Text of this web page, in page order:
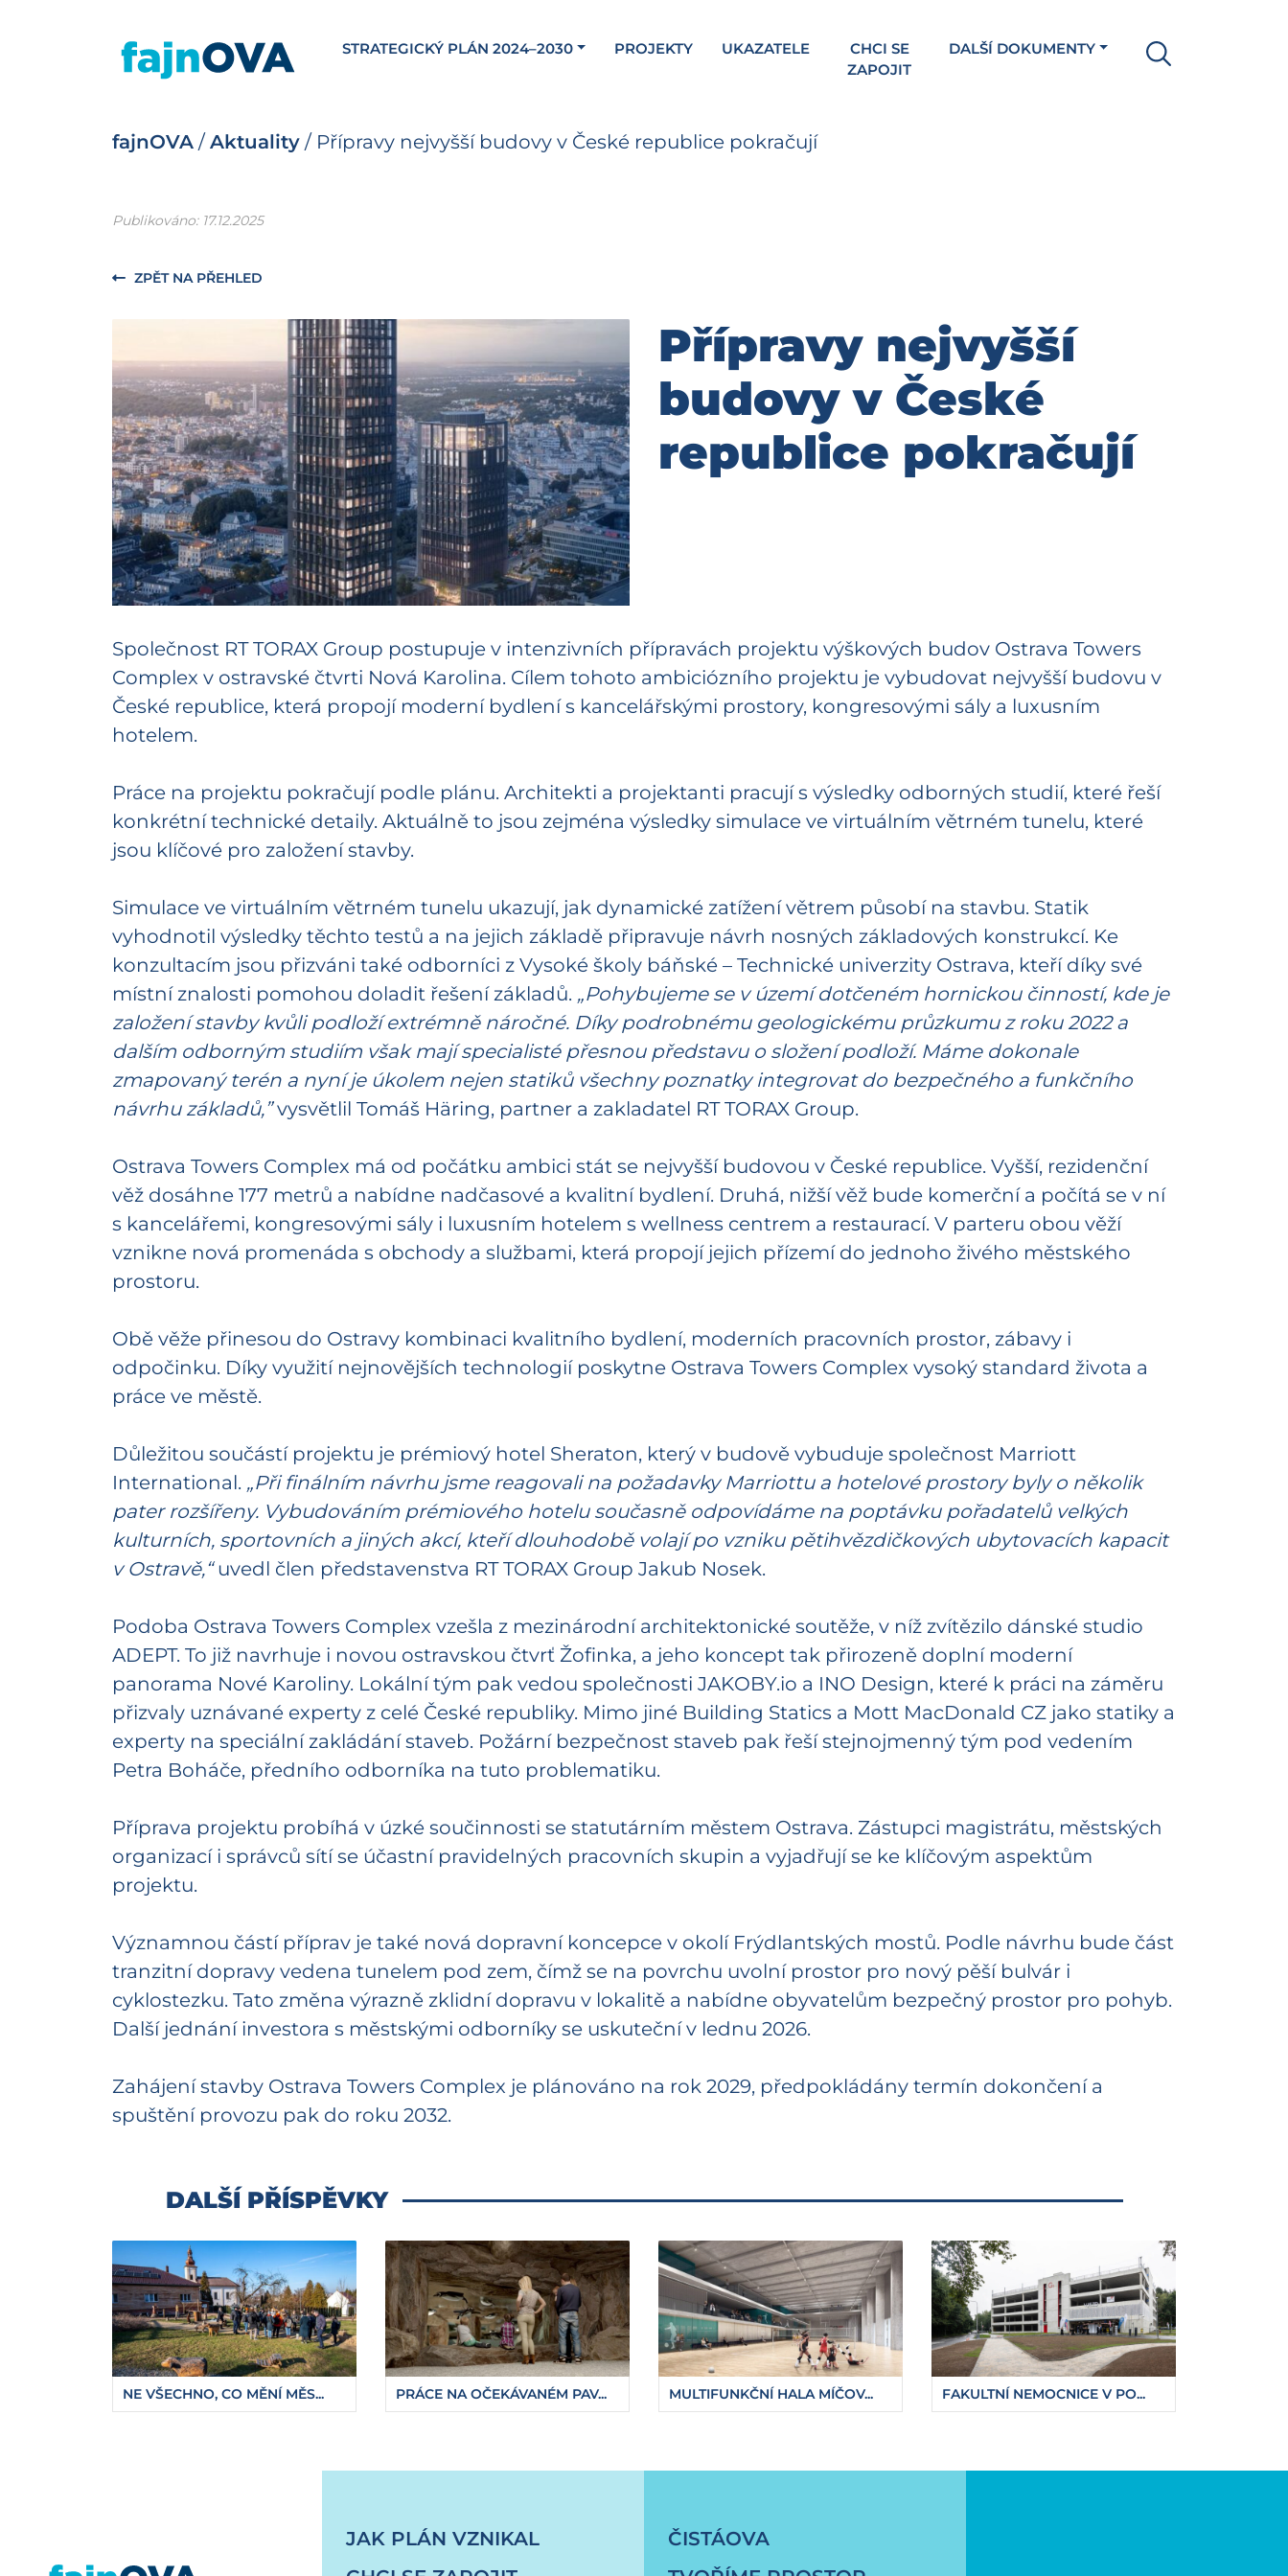
STRATEGICKÝ PLÁN 2024–2030 PROJEKTY UKAZATELE
CHCI SE
ZAPOJIT
DALŠÍ DOKUMENTY
fajnOVA / Aktuality / Přípravy nejvyšší budovy v České republice pokračují
Publikováno: 17.12.2025
ZPĚT NA PŘEHLED
Přípravy nejvyšší
budovy v České
republice pokračují
Společnost RT TORAX Group postupuje v intenzivních přípravách projektu výškových budov Ostrava Towers
Complex v ostravské čtvrti Nová Karolina. Cílem tohoto ambiciózního projektu je vybudovat nejvyšší budovu v
České republice, která propojí moderní bydlení s kancelářskými prostory, kongresovými sály a luxusním
hotelem.
Práce na projektu pokračují podle plánu. Architekti a projektanti pracují s výsledky odborných studií, které řeší
konkrétní technické detaily. Aktuálně to jsou zejména výsledky simulace ve virtuálním větrném tunelu, které
jsou klíčové pro založení stavby.
Simulace ve virtuálním větrném tunelu ukazují, jak dynamické zatížení větrem působí na stavbu. Statik
vyhodnotil výsledky těchto testů a na jejich základě připravuje návrh nosných základových konstrukcí. Ke
konzultacím jsou přizváni také odborníci z Vysoké školy báňské – Technické univerzity Ostrava, kteří díky své
místní znalosti pomohou doladit řešení základů. „Pohybujeme se v území dotčeném hornickou činností, kde je
založení stavby kvůli podloží extrémně náročné. Díky podrobnému geologickému průzkumu z roku 2022 a
dalším odborným studiím však mají specialisté přesnou představu o složení podloží. Máme dokonale
zmapovaný terén a nyní je úkolem nejen statiků všechny poznatky integrovat do bezpečného a funkčního
návrhu základů,”vysvětlil Tomáš Häring, partner a zakladatel RT TORAX Group.
Ostrava Towers Complex má od počátku ambici stát se nejvyšší budovou v České republice. Vyšší, rezidenční
věž dosáhne 177 metrů a nabídne nadčasové a kvalitní bydlení. Druhá, nižší věž bude komerční a počítá se v ní
s kancelářemi, kongresovými sály i luxusním hotelem s wellness centrem a restaurací. V parteru obou věží
vznikne nová promenáda s obchody a službami, která propojí jejich přízemí do jednoho živého městského
prostoru.
Obě věže přinesou do Ostravy kombinaci kvalitního bydlení, moderních pracovních prostor, zábavy i
odpočinku. Díky využití nejnovějších technologií poskytne Ostrava Towers Complex vysoký standard života a
práce ve městě.
Důležitou součástí projektu je prémiový hotel Sheraton, který v budově vybuduje společnost Marriott
International. „Při finálním návrhu jsme reagovali na požadavky Marriottu a hotelové prostory byly o několik
pater rozšířeny. Vybudováním prémiového hotelu současně odpovídáme na poptávku pořadatelů velkých
kulturních, sportovních a jiných akcí, kteří dlouhodobě volají po vzniku pětihvězdičkových ubytovacích kapacit
v Ostravě,“uvedl člen představenstva RT TORAX Group Jakub Nosek.
Podoba Ostrava Towers Complex vzešla z mezinárodní architektonické soutěže, v níž zvítězilo dánské studio
ADEPT. To již navrhuje i novou ostravskou čtvrť Žofinka, a jeho koncept tak přirozeně doplní moderní
panorama Nové Karoliny. Lokální tým pak vedou společnosti JAKOBY.io a INO Design, které k práci na záměru
přizvaly uznávané experty z celé České republiky. Mimo jiné Building Statics a Mott MacDonald CZ jako statiky a
experty na speciální zakládání staveb. Požární bezpečnost staveb pak řeší stejnojmenný tým pod vedením
Petra Boháče, předního odborníka na tuto problematiku.
Příprava projektu probíhá v úzké součinnosti se statutárním městem Ostrava. Zástupci magistrátu, městských
organizací i správců sítí se účastní pravidelných pracovních skupin a vyjadřují se ke klíčovým aspektům
projektu.
Významnou částí příprav je také nová dopravní koncepce v okolí Frýdlantských mostů. Podle návrhu bude část
tranzitní dopravy vedena tunelem pod zem, čímž se na povrchu uvolní prostor pro nový pěší bulvár i
cyklostezku. Tato změna výrazně zklidní dopravu v lokalitě a nabídne obyvatelům bezpečný prostor pro pohyb.
Další jednání investora s městskými odborníky se uskuteční v lednu 2026.
Zahájení stavby Ostrava Towers Complex je plánováno na rok 2029, předpokládány termín dokončení a
spuštění provozu pak do roku 2032.
DALŠÍ PŘÍSPĚVKY
NE VŠECHNO, CO MĚNÍ MĚS... PRÁCE NA OČEKÁVANÉM PAV... MULTIFUNKČNÍ HALA MÍČOV... FAKULTNÍ NEMOCNICE V PO...
JAK PLÁN VZNIKAL
ČISTÁOVA